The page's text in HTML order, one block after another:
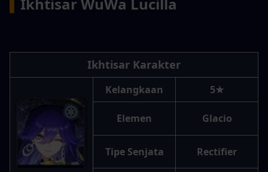
Ikhtisar Karakter
Kelangkaan 5★
Elemen Glacio
Tipe Senjata Rectifier